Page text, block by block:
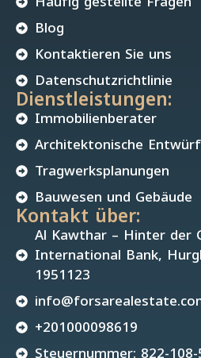
Blog
Kontaktieren Sie uns
Datenschutzrichtlinie
Dienstleistungen:
Immobilienberater
Architektonische
Tragwerksplanungen
Bauwesen und Gebäude
Kontakt über:
Al Kawthar – Hinter der
International Bank,
1951123
+201000098619